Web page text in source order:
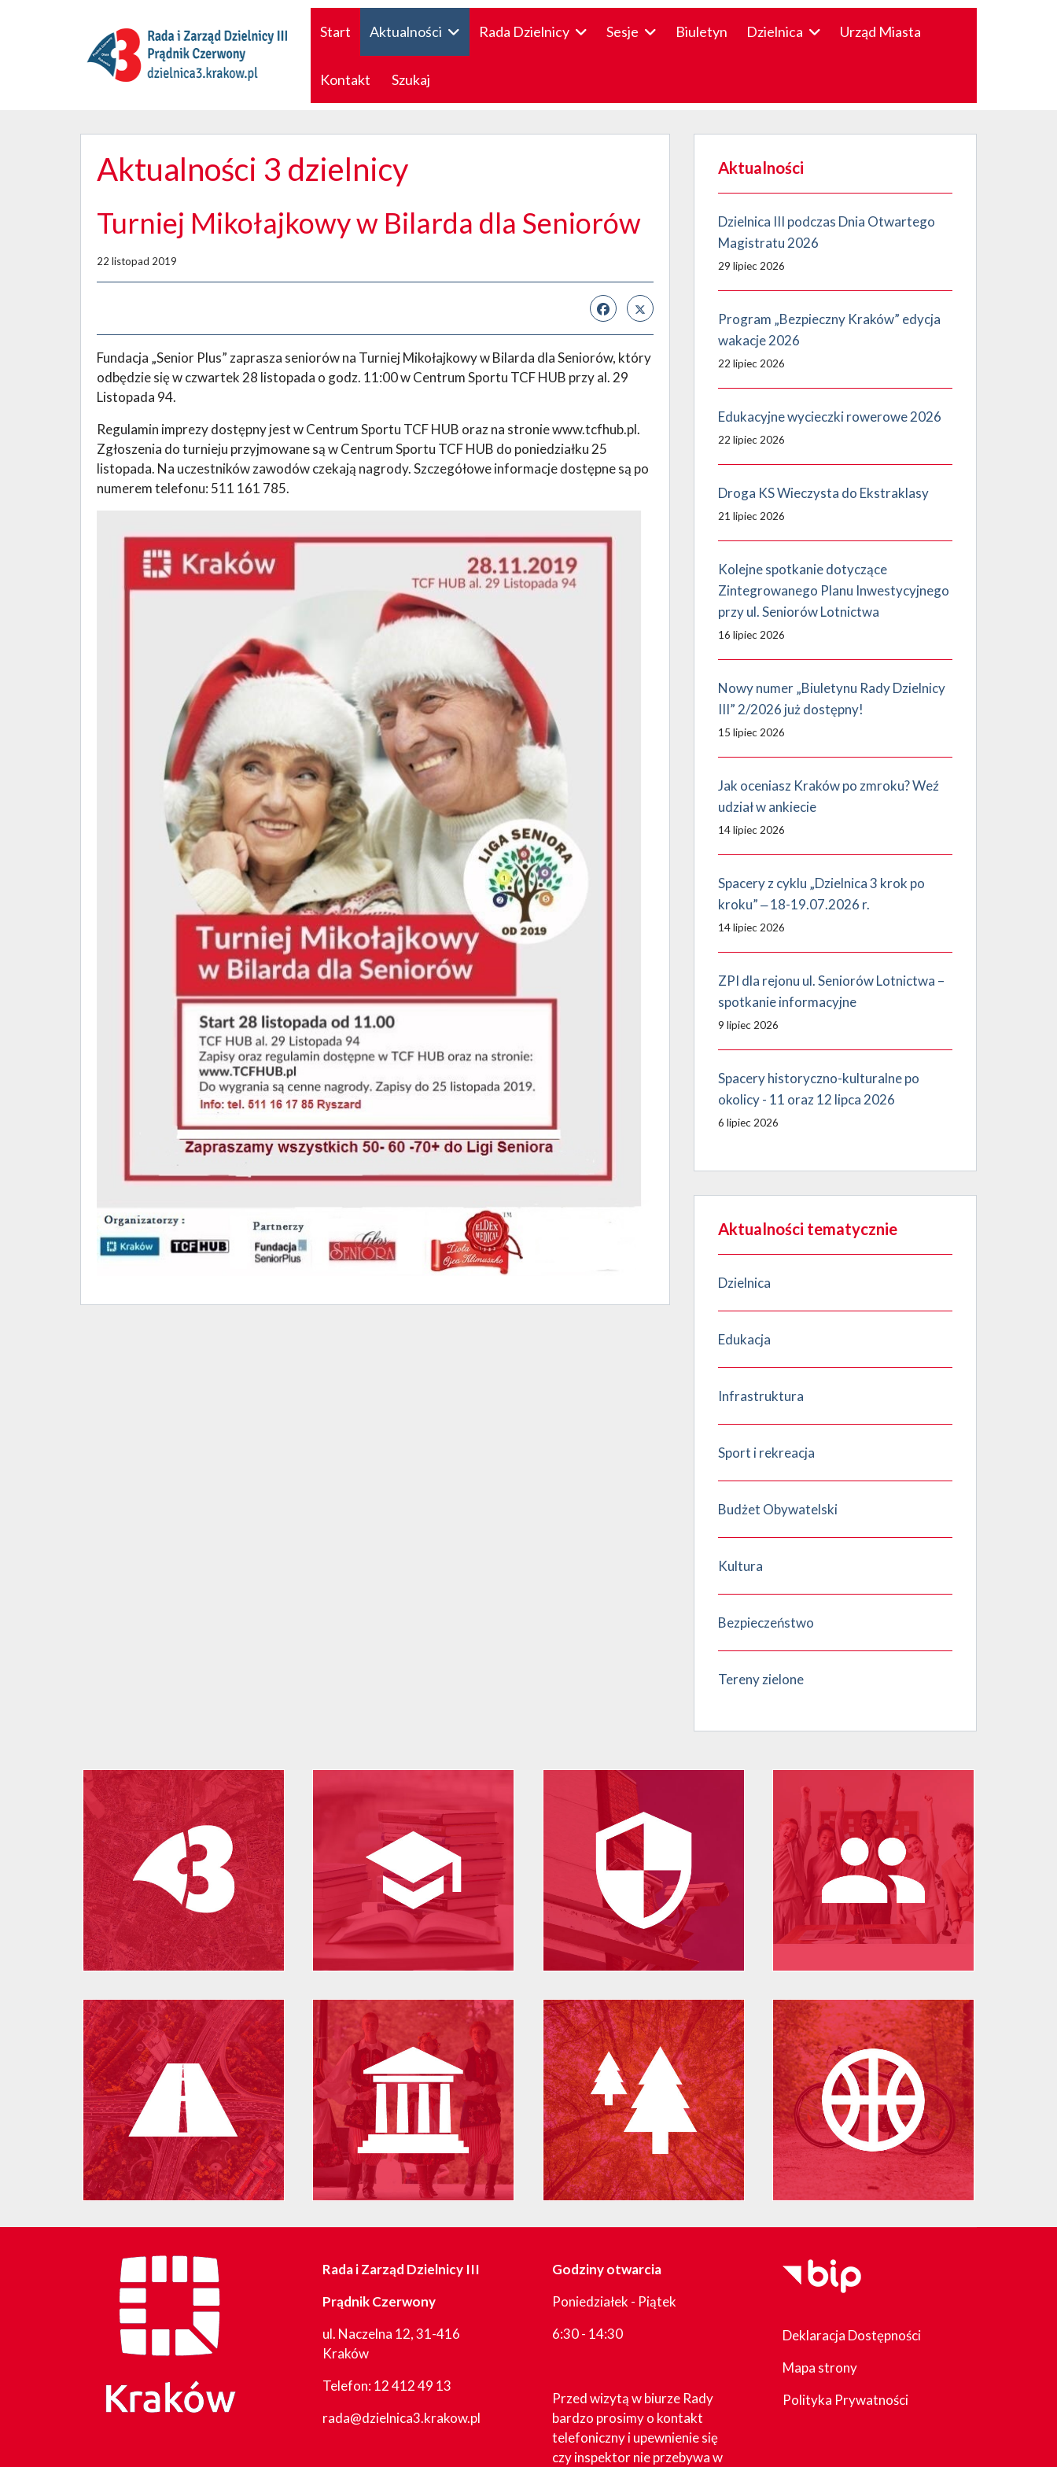
Start Aktualności Rada Dzielnicy Sesje Biuletyn Dzielnica Urząd Miasta
Kontakt Szukaj
Aktualności 3 dzielnicy
Turniej Mikołajkowy w Bilarda dla Seniorów
22 listopad 2019
Fundacja „Senior Plus” zaprasza seniorów na Turniej Mikołajkowy w Bilarda dla Seniorów, który
odbędzie się w czwartek 28 listopada o godz. 11:00 w Centrum Sportu TCF HUB przy al. 29
Listopada 94.
Regulamin imprezy dostępny jest w Centrum Sportu TCF HUB oraz na stronie www.tcfhub.pl.
Zgłoszenia do turnieju przyjmowane są w Centrum Sportu TCF HUB do poniedziałku 25
listopada. Na uczestników zawodów czekają nagrody. Szczegółowe informacje dostępne są po
numerem telefonu: 511 161 785.
Aktualności
Dzielnica III podczas Dnia Otwartego
Magistratu 2026
29 lipiec 2026
Program „Bezpieczny Kraków” edycja
wakacje 2026
22 lipiec 2026
Edukacyjne wycieczki rowerowe 2026
22 lipiec 2026
Droga KS Wieczysta do Ekstraklasy
21 lipiec 2026
Kolejne spotkanie dotyczące
Zintegrowanego Planu Inwestycyjnego
przy ul. Seniorów Lotnictwa
16 lipiec 2026
Nowy numer „Biuletynu Rady Dzielnicy
III” 2/2026 już dostępny!
15 lipiec 2026
Jak oceniasz Kraków po zmroku? Weź
udział w ankiecie
14 lipiec 2026
Spacery z cyklu „Dzielnica 3 krok po
kroku” ‒ 18-19.07.2026 r.
14 lipiec 2026
ZPI dla rejonu ul. Seniorów Lotnictwa –
spotkanie informacyjne
9 lipiec 2026
Spacery historyczno-kulturalne po
okolicy - 11 oraz 12 lipca 2026
6 lipiec 2026
Aktualności tematycznie
Dzielnica
Edukacja
Infrastruktura
Sport i rekreacja
Budżet Obywatelski
Kultura
Bezpieczeństwo
Tereny zielone
Rada i Zarząd Dzielnicy III
Prądnik Czerwony
ul. Naczelna 12, 31-416
Kraków
Telefon:12 412 49 13
rada@dzielnica3.krakow.pl
Godziny otwarcia
Poniedziałek - Piątek
6:30 - 14:30
Przed wizytą w biurze Rady
bardzo prosimy o kontakt
telefoniczny i upewnienie się
czy inspektor nie przebywa w
Deklaracja Dostępności
Mapa strony
Polityka Prywatności